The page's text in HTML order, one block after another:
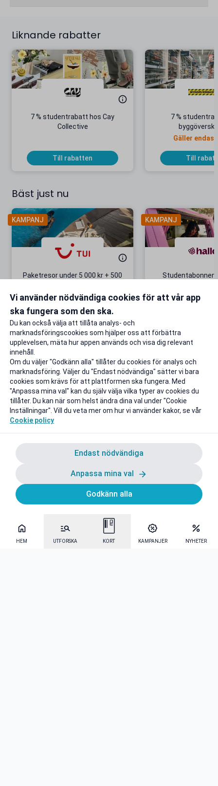
HEM UTFORSKA KORT KAMPANJER NYHETER
Liknande rabatter
7 % studentrabatt hos Cay
Collective
Till rabatten
7 %
Gäller
Till
Bäst just nu
KAMPANJ
Paketresor under 5 000 kr + 500
Gäller även på redan prissänkta
Till rabatten
KAMPANJ
+ 20 GB
Vi använder nödvändiga cookies för att vår app
ska fungera som den ska.
Du kan också välja att tillåta analys- och
marknadsföringscookies som hjälper oss att förbättra
upplevelsen, mäta hur appen används och visa dig relevant
innehåll.
Om du väljer "Godkänn alla" tillåter du cookies för analys och
marknadsföring. Väljer du "Endast nödvändiga" sätter vi bara
cookies som krävs för att plattformen ska fungera. Med
"Anpassa mina val" kan du själv välja vilka typer av cookies du
tillåter. Du kan när som helst ändra dina val under "Cookie
Inställningar". Vill du veta mer om hur vi använder kakor, se vår
Cookie policy
Endast nödvändiga
Anpassa mina val
Godkänn alla